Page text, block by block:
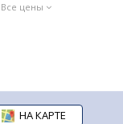
Все цены
НА КАРТЕ